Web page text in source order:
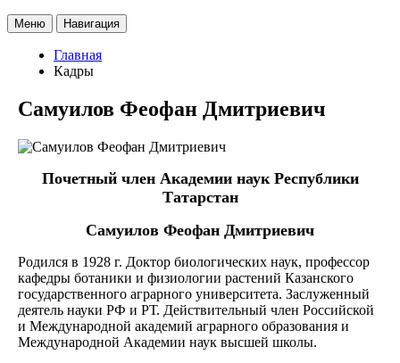
Меню Навигация
Главная
Кадры
Самуилов Феофан Дмитриевич
Почетный член Академии наук Республики
Татарстан
Самуилов Феофан Дмитриевич
Родился в 1928 г. Доктор биологических наук, профессор
кафедры ботаники и физиологии растений Казанского
государственного аграрного университета. Заслуженный
деятель науки РФ и РТ. Действительный член Российской
и Международной академий аграрного образования и
Международной Академии наук высшей школы.